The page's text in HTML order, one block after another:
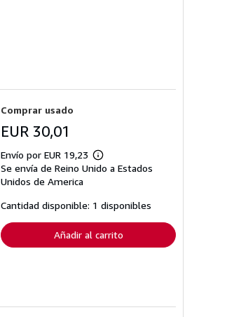
Comprar usado
EUR 30,01
Envío por EUR 19,23
Más
información
tarifas
de
envío
Se envía de Reino Unido a Estados
Unidos de America
Cantidad disponible: 1 disponibles
Añadir al carrito